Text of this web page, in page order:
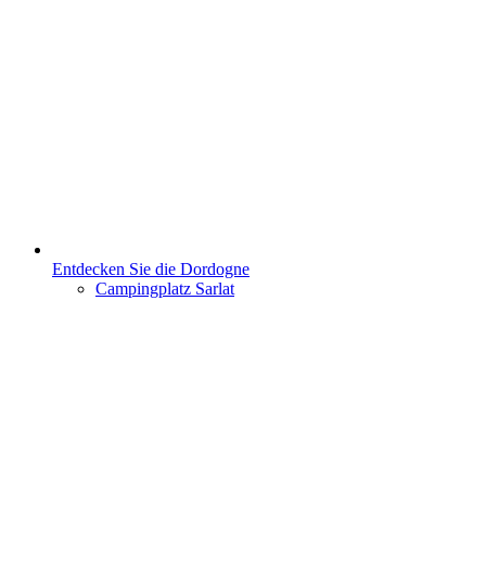
Entdecken Sie die Dordogne
Campingplatz Sarlat